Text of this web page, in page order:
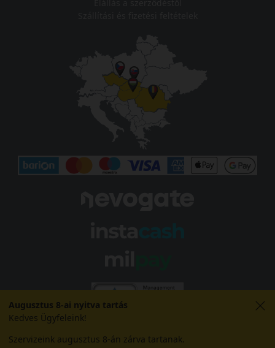
Augusztus 8-ai nyitva tartás
Kedves Ügyfeleink!
Szervizeink augusztus 8-án zárva tartanak.